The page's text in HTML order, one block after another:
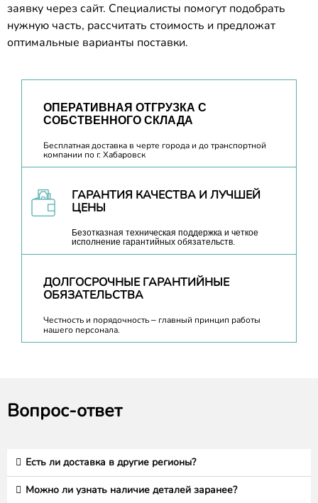
заявку через сайт. Специалисты помогут подобрать
нужную часть, рассчитать стоимость и предложат
оптимальные варианты поставки.
ОПЕРАТИВНАЯ ОТГРУЗКА С
СОБСТВЕННОГО СКЛАДА
Бесплатная доставка в черте города и до транспортной
компании по г. Хабаровск
ГАРАНТИЯ КАЧЕСТВА И ЛУЧШЕЙ
ЦЕНЫ
Безотказная техническая поддержка и четкое
исполнение гарантийных обязательств.
ДОЛГОСРОЧНЫЕ ГАРАНТИЙНЫЕ
ОБЯЗАТЕЛЬСТВА
Честность и порядочность – главный принцип работы
нашего персонала.
Вопрос-ответ
Есть ли доставка в другие регионы?
Можно ли узнать наличие деталей заранее?